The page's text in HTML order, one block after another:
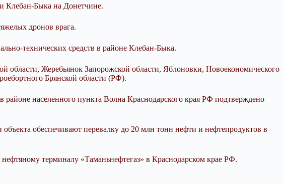
Клебан-Быка на Донетчине.
дронов врага.
технических средств в районе Клебан-Быка.
области, Жеребьянок Запорожской области, Яблоновки, Новоекономического
Брянской области (РФ).
районе населенного пункта Волна Краснодарского края РФ подтверждено
обеспечивают перевалку до 20 млн тонн нефти и нефтепродуктов в
терминалу «Таманьнефтегаз» в Краснодарском крае РФ.